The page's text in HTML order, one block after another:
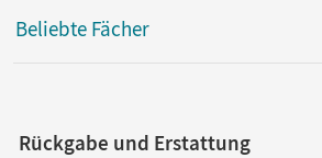
Beliebte Fächer
Rückgabe und Erstattung